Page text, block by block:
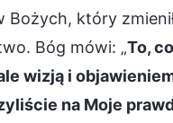
Bożych, który
Bóg mówi: „To,
wizją i
na Moje